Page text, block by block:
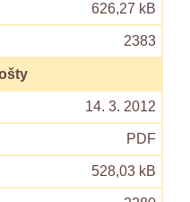
626,27 kB
2383
14. 3. 2012
PDF
528,03 kB